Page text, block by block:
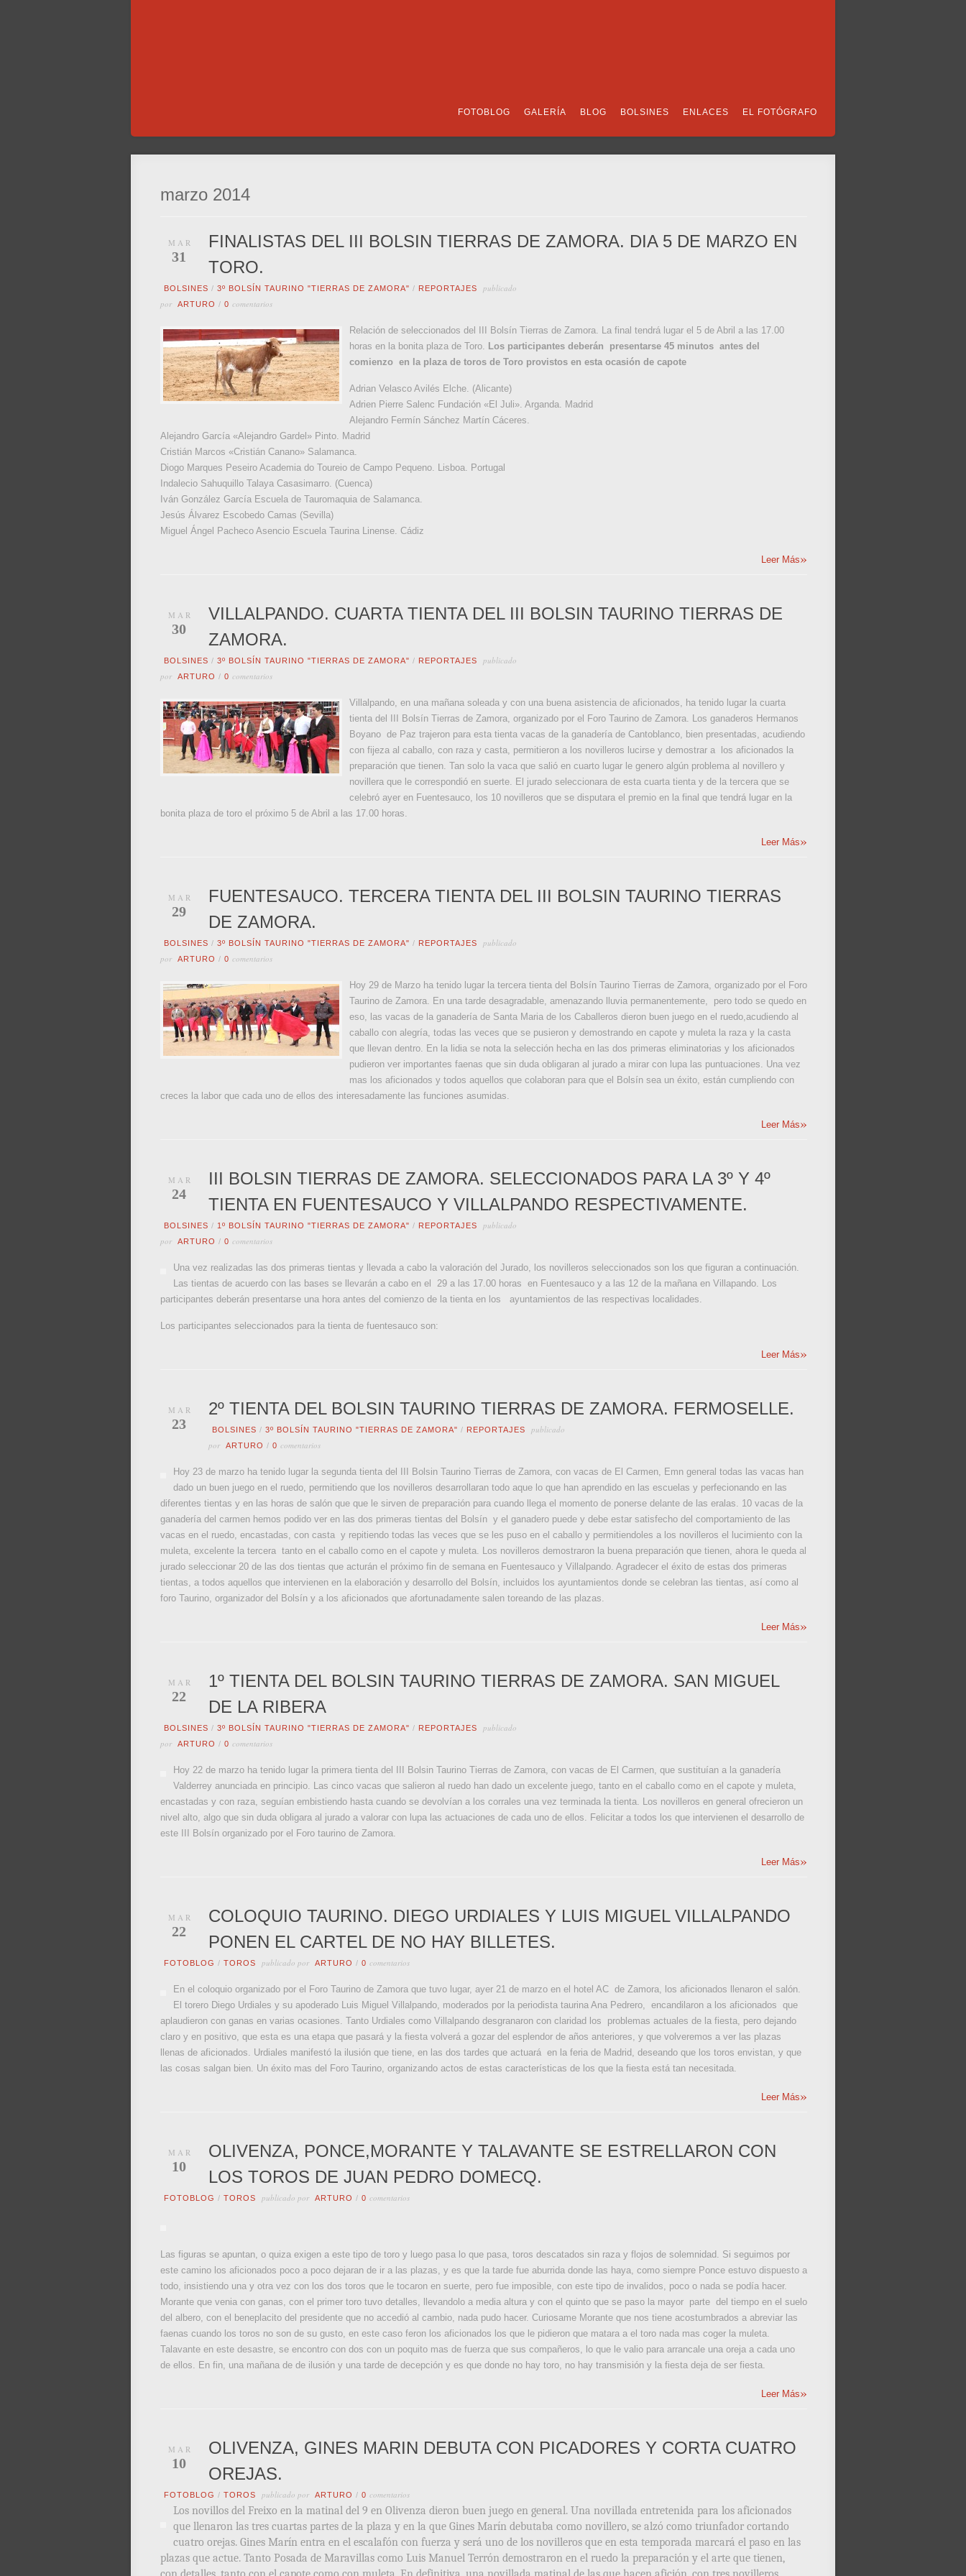
FOTOBLOG GALERÍA BLOG BOLSINES ENLACES EL FOTÓGRAFO
marzo 2014
MAR
31
FINALISTAS DEL III BOLSIN TIERRAS DE ZAMORA. DIA 5 DE MARZO EN
TORO.
BOLSINES / 3º BOLSÍN TAURINO "TIERRAS DE ZAMORA" / REPORTAJES
publicado
por
ARTURO / 0 comentarios
Relación de seleccionados del III Bolsín Tierras de Zamora. La final tendrá lugar el 5 de Abril a las 17.00
horas en la bonita plaza de Toro. Los participantes deberán presentarse 45 minutos antes del
comienzo en la plaza de toros de Toro provistos en esta ocasión de capote
Adrian Velasco Avilés Elche. (Alicante)
Adrien Pierre Salenc Fundación «El Juli». Arganda. Madrid
Alejandro Fermín Sánchez Martín Cáceres.
Alejandro García «Alejandro Gardel» Pinto. Madrid
Cristián Marcos «Cristián Canano» Salamanca.
Diogo Marques Peseiro Academia do Toureio de Campo Pequeno. Lisboa. Portugal
Indalecio Sahuquillo Talaya Casasimarro. (Cuenca)
Iván González García Escuela de Tauromaquia de Salamanca.
Jesús Álvarez Escobedo Camas (Sevilla)
Miguel Ángel Pacheco Asencio Escuela Taurina Linense. Cádiz
Leer Más»
MAR
30
VILLALPANDO. CUARTA TIENTA DEL III BOLSIN TAURINO TIERRAS DE
ZAMORA.
BOLSINES / 3º BOLSÍN TAURINO "TIERRAS DE ZAMORA" / REPORTAJES
publicado
por
ARTURO / 0 comentarios
Villalpando, en una mañana soleada y con una buena asistencia de aficionados, ha tenido lugar la cuarta
tienta del III Bolsín Tierras de Zamora, organizado por el Foro Taurino de Zamora. Los ganaderos Hermanos
Boyano de Paz trajeron para esta tienta vacas de la ganadería de Cantoblanco, bien presentadas, acudiendo
con fijeza al caballo, con raza y casta, permitieron a los novilleros lucirse y demostrar a los aficionados la
preparación que tienen. Tan solo la vaca que salió en cuarto lugar le genero algún problema al novillero y
novillera que le correspondió en suerte. El jurado seleccionara de esta cuarta tienta y de la tercera que se
celebró ayer en Fuentesauco, los 10 novilleros que se disputara el premio en la final que tendrá lugar en la
bonita plaza de toro el próximo 5 de Abril a las 17.00 horas.
Leer Más»
MAR
29
FUENTESAUCO. TERCERA TIENTA DEL III BOLSIN TAURINO TIERRAS
DE ZAMORA.
BOLSINES / 3º BOLSÍN TAURINO "TIERRAS DE ZAMORA" / REPORTAJES
publicado
por
ARTURO / 0 comentarios
Hoy 29 de Marzo ha tenido lugar la tercera tienta del Bolsín Taurino Tierras de Zamora, organizado por el Foro
Taurino de Zamora. En una tarde desagradable, amenazando lluvia permanentemente, pero todo se quedo en
eso, las vacas de la ganadería de Santa Maria de los Caballeros dieron buen juego en el ruedo,acudiendo al
caballo con alegría, todas las veces que se pusieron y demostrando en capote y muleta la raza y la casta
que llevan dentro. En la lidia se nota la selección hecha en las dos primeras eliminatorias y los aficionados
pudieron ver importantes faenas que sin duda obligaran al jurado a mirar con lupa las puntuaciones. Una vez
mas los aficionados y todos aquellos que colaboran para que el Bolsín sea un éxito, están cumpliendo con
creces la labor que cada uno de ellos des interesadamente las funciones asumidas.
Leer Más»
MAR
24
III BOLSIN TIERRAS DE ZAMORA. SELECCIONADOS PARA LA 3º Y 4º
TIENTA EN FUENTESAUCO Y VILLALPANDO RESPECTIVAMENTE.
BOLSINES / 1º BOLSÍN TAURINO "TIERRAS DE ZAMORA" / REPORTAJES
publicado
por
ARTURO / 0 comentarios
Una vez realizadas las dos primeras tientas y llevada a cabo la valoración del Jurado, los novilleros seleccionados son los que figuran a continuación.
Las tientas de acuerdo con las bases se llevarán a cabo en el 29 a las 17.00 horas en Fuentesauco y a las 12 de la mañana en Villapando. Los
participantes deberán presentarse una hora antes del comienzo de la tienta en los ayuntamientos de las respectivas localidades.
Los participantes seleccionados para la tienta de fuentesauco son:
Leer Más»
MAR
23
2º TIENTA DEL BOLSIN TAURINO TIERRAS DE ZAMORA. FERMOSELLE.
BOLSINES / 3º BOLSÍN TAURINO "TIERRAS DE ZAMORA" / REPORTAJES
publicado
por
ARTURO / 0 comentarios
Hoy 23 de marzo ha tenido lugar la segunda tienta del III Bolsin Taurino Tierras de Zamora, con vacas de El Carmen, Emn general todas las vacas han
dado un buen juego en el ruedo, permitiendo que los novilleros desarrollaran todo aque lo que han aprendido en las escuelas y perfecionando en las
diferentes tientas y en las horas de salón que que le sirven de preparación para cuando llega el momento de ponerse delante de las eralas. 10 vacas de la
ganadería del carmen hemos podido ver en las dos primeras tientas del Bolsín y el ganadero puede y debe estar satisfecho del comportamiento de las
vacas en el ruedo, encastadas, con casta y repitiendo todas las veces que se les puso en el caballo y permitiendoles a los novilleros el lucimiento con la
muleta, excelente la tercera tanto en el caballo como en el capote y muleta. Los novilleros demostraron la buena preparación que tienen, ahora le queda al
jurado seleccionar 20 de las dos tientas que acturán el próximo fin de semana en Fuentesauco y Villalpando. Agradecer el éxito de estas dos primeras
tientas, a todos aquellos que intervienen en la elaboración y desarrollo del Bolsín, incluidos los ayuntamientos donde se celebran las tientas, así como al
foro Taurino, organizador del Bolsín y a los aficionados que afortunadamente salen toreando de las plazas.
Leer Más»
MAR
22
1º TIENTA DEL BOLSIN TAURINO TIERRAS DE ZAMORA. SAN MIGUEL
DE LA RIBERA
BOLSINES / 3º BOLSÍN TAURINO "TIERRAS DE ZAMORA" / REPORTAJES
publicado
por
ARTURO / 0 comentarios
Hoy 22 de marzo ha tenido lugar la primera tienta del III Bolsin Taurino Tierras de Zamora, con vacas de El Carmen, que sustituían a la ganadería
Valderrey anunciada en principio. Las cinco vacas que salieron al ruedo han dado un excelente juego, tanto en el caballo como en el capote y muleta,
encastadas y con raza, seguían embistiendo hasta cuando se devolvían a los corrales una vez terminada la tienta. Los novilleros en general ofrecieron un
nivel alto, algo que sin duda obligara al jurado a valorar con lupa las actuaciones de cada uno de ellos. Felicitar a todos los que intervienen el desarrollo de
este III Bolsín organizado por el Foro taurino de Zamora.
Leer Más»
MAR
22
COLOQUIO TAURINO. DIEGO URDIALES Y LUIS MIGUEL VILLALPANDO
PONEN EL CARTEL DE NO HAY BILLETES.
FOTOBLOG / TOROS publicado por ARTURO / 0 comentarios
En el coloquio organizado por el Foro Taurino de Zamora que tuvo lugar, ayer 21 de marzo en el hotel AC de Zamora, los aficionados llenaron el salón.
El torero Diego Urdiales y su apoderado Luis Miguel Villalpando, moderados por la periodista taurina Ana Pedrero, encandilaron a los aficionados que
aplaudieron con ganas en varias ocasiones. Tanto Urdiales como Villalpando desgranaron con claridad los problemas actuales de la fiesta, pero dejando
claro y en positivo, que esta es una etapa que pasará y la fiesta volverá a gozar del esplendor de años anteriores, y que volveremos a ver las plazas
llenas de aficionados. Urdiales manifestó la ilusión que tiene, en las dos tardes que actuará en la feria de Madrid, deseando que los toros envistan, y que
las cosas salgan bien. Un éxito mas del Foro Taurino, organizando actos de estas características de los que la fiesta está tan necesitada.
Leer Más»
MAR
10
OLIVENZA, PONCE,MORANTE Y TALAVANTE SE ESTRELLARON CON
LOS TOROS DE JUAN PEDRO DOMECQ.
FOTOBLOG / TOROS publicado por ARTURO / 0 comentarios
Las figuras se apuntan, o quiza exigen a este tipo de toro y luego pasa lo que pasa, toros descatados sin raza y flojos de solemnidad. Si seguimos por
este camino los aficionados poco a poco dejaran de ir a las plazas, y es que la tarde fue aburrida donde las haya, como siempre Ponce estuvo dispuesto a
todo, insistiendo una y otra vez con los dos toros que le tocaron en suerte, pero fue imposible, con este tipo de invalidos, poco o nada se podía hacer.
Morante que venia con ganas, con el primer toro tuvo detalles, llevandolo a media altura y con el quinto que se paso la mayor parte del tiempo en el suelo
del albero, con el beneplacito del presidente que no accedió al cambio, nada pudo hacer. Curiosame Morante que nos tiene acostumbrados a abreviar las
faenas cuando los toros no son de su gusto, en este caso feron los aficionados los que le pidieron que matara a el toro nada mas coger la muleta.
Talavante en este desastre, se encontro con dos con un poquito mas de fuerza que sus compañeros, lo que le valio para arrancale una oreja a cada uno
de ellos. En fin, una mañana de de ilusión y una tarde de decepción y es que donde no hay toro, no hay transmisión y la fiesta deja de ser fiesta.
Leer Más»
MAR
10
OLIVENZA, GINES MARIN DEBUTA CON PICADORES Y CORTA CUATRO
OREJAS.
FOTOBLOG / TOROS publicado por ARTURO / 0 comentarios
Los novillos del Freixo en la matinal del 9 en Olivenza dieron buen juego en general. Una novillada entretenida para los aficionados
que llenaron las tres cuartas partes de la plaza y en la que Gines Marín debutaba como novillero, se alzó como triunfador cortando
cuatro orejas. Gines Marín entra en el escalafón con fuerza y será uno de los novilleros que en esta temporada marcará el paso en las
plazas que actue. Tanto Posada de Maravillas como Luis Manuel Terrón demostraron en el ruedo la preparación y el arte que tienen,